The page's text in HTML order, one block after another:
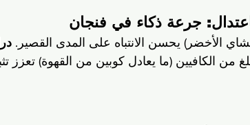
الأخضر) يحسن الانتباه على المدى القصير.
أن 200 ملغ من الكافيين (ما يعادل كوبين من القهوة)